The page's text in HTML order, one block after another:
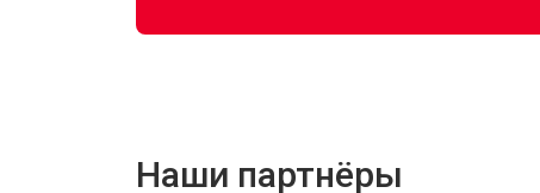
Наши партнёры